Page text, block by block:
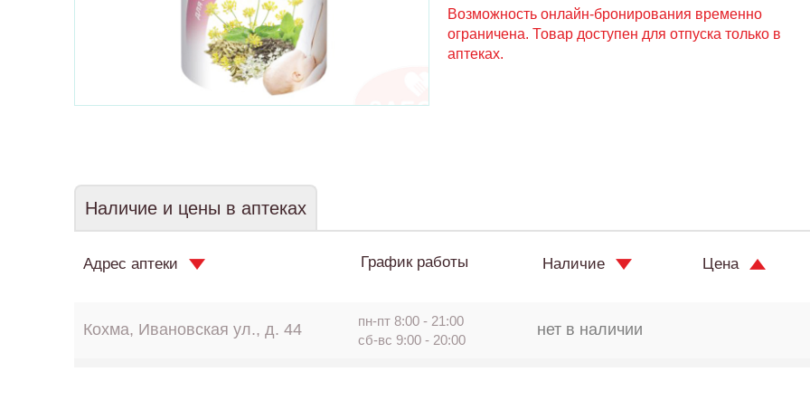
Возможность онлайн-бронирования временно
ограничена. Товар доступен для отпуска только в
аптеках.
Наличие и цены в аптеках
Адрес аптеки График работы Наличие Цена
Кохма, Ивановская ул., д. 44
пн-пт 8:00 - 21:00
сб-вс 9:00 - 20:00
нет в наличии